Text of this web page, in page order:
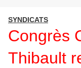
SYNDICATS
Congrès
Thibault